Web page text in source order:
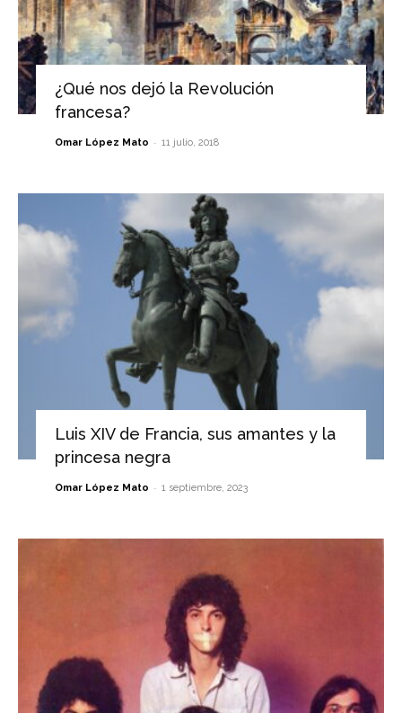
¿Qué nos dejó la Revolución
francesa?
Omar López Mato - 11 julio, 2018
Luis XIV de Francia, sus amantes y la
princesa negra
Omar López Mato - 1 septiembre, 2023